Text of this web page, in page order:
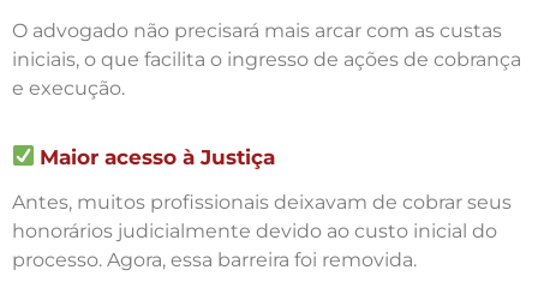
O advogado não precisará mais arcar com as custas
iniciais, o que facilita o ingresso de ações de cobrança
e execução.
Maior acesso à Justiça
Antes, muitos profissionais deixavam de cobrar seus
honorários judicialmente devido ao custo inicial do
processo. Agora, essa barreira foi removida.